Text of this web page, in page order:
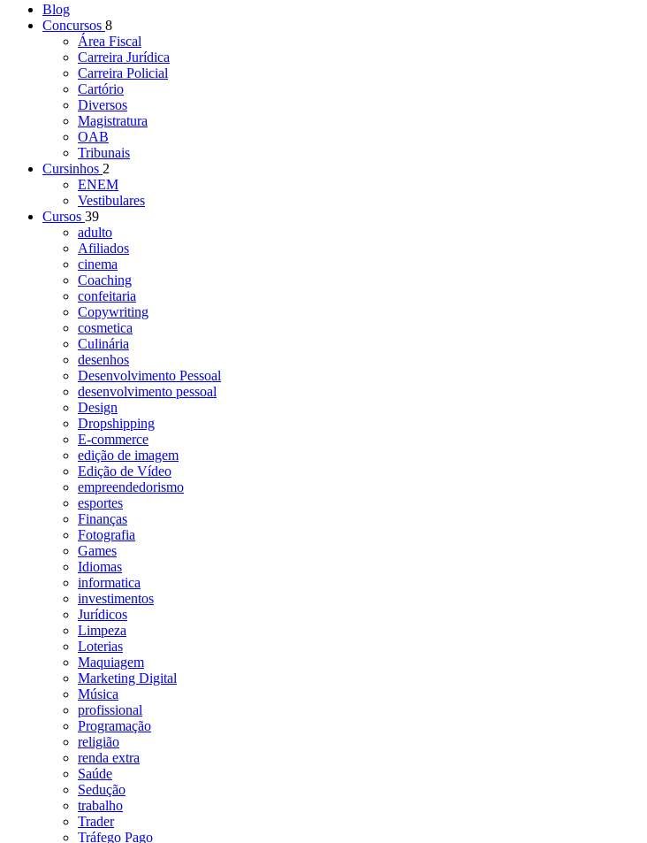
Blog
Concursos 8
Área Fiscal
Carreira Jurídica
Carreira Policial
Cartório
Diversos
Magistratura
OAB
Tribunais
Cursinhos 2
ENEM
Vestibulares
Cursos 39
adulto
Afiliados
cinema
Coaching
confeitaria
Copywriting
cosmetica
Culinária
desenhos
Desenvolvimento Pessoal
desenvolvimento pessoal
Design
Dropshipping
E-commerce
edição de imagem
Edição de Vídeo
empreendedorismo
esportes
Finanças
Fotografia
Games
Idiomas
informatica
investimentos
Jurídicos
Limpeza
Loterias
Maquiagem
Marketing Digital
Música
profissional
Programação
religião
renda extra
Saúde
Sedução
trabalho
Trader
Tráfego Pago